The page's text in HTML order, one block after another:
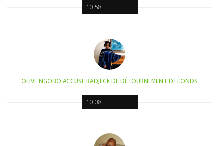
10:58
10:08
OLIVE NGOBO ACCUSE BADJECK DE DÉTOURNEMENT DE FONDS